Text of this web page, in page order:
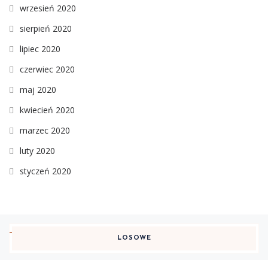
wrzesień 2020
sierpień 2020
lipiec 2020
czerwiec 2020
maj 2020
kwiecień 2020
marzec 2020
luty 2020
styczeń 2020
LOSOWE